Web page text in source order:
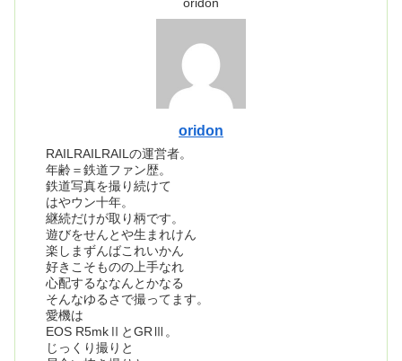
oridon
oridon
RAILRAILRAILの運営者。
年齢＝鉄道ファン歴。
鉄道写真を撮り続けて
はやウン十年。
継続だけが取り柄です。
遊びをせんとや生まれけん
楽しまずんばこれいかん
好きこそものの上手なれ
心配するななんとかなる
そんなゆるさで撮ってます。
愛機は
EOS R5mkⅡとGRⅢ。
じっくり撮りと